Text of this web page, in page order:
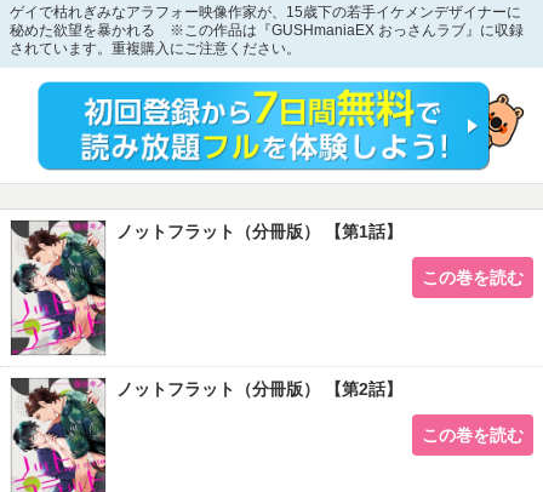
ゲイで枯れぎみなアラフォー映像作家が、15歳下の若手イケメンデザイナーに
秘めた欲望を暴かれる ※この作品は『GUSHmaniaEX おっさんラブ』に収録
されています。重複購入にご注意ください。
ノットフラット（分冊版） 【第1話】
この巻を読む
ノットフラット（分冊版） 【第2話】
この巻を読む